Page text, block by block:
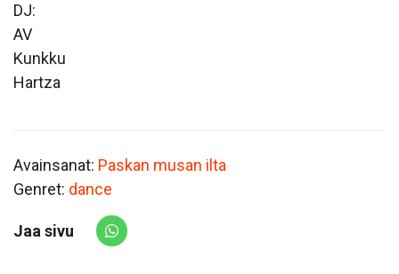
DJ:
AV
Kunkku
Hartza
Avainsanat: Paskan musan ilta
Genret: dance
Jaa sivu
Share via Whatsapp